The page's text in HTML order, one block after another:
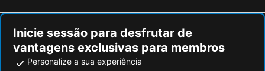
Inicie sessão para desfrutar de
vantagens exclusivas para membros
Personalize a sua experiência